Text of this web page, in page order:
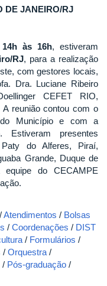
DE JANEIRO/RJ
14h às 16h, estiveram
RJ, para a realização
com gestores locais,
Dra. Luciane Ribeiro
CEFET RIO,
reunião contou com o
Município e com a
Estiveram presentes
do Alferes, Piraí,
Grande, Duque de
do CECAMPE
/Atendimentos / Bolsas
/ Coordenações / DIST
/ Formulários /
/ Orquestra /
/ Pós-graduação /